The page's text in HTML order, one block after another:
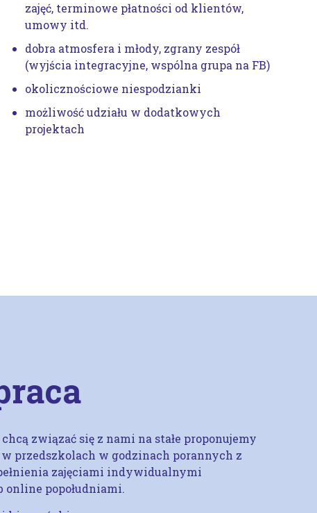
zajęć, terminowe płatności od klientów,
umowy itd.
dobra atmosfera i młody, zgrany zespół
(wyjścia integracyjne, wspólna grupa na FB)
okolicznościowe niespodzianki
możliwość udziału w dodatkowych
projektach
związać się z nami na stałe proponujemy
w przedszkolach w godzinach porannych z
zajęciami indywidualnymi
popołudniami.